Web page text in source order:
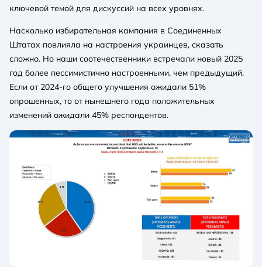
ключевой темой для дискуссий на всех уровнях.
Насколько избирательная кампания в Соединенных
Штатах повлияла на настроения украинцев, сказать
сложно. Но наши соотечественники встречали новый 2025
год более пессимистично настроенными, чем предыдущий.
Если от 2024-го общего улучшения ожидали 51%
опрошенных, то от нынешнего года положительных
изменений ожидали 45% респондентов.